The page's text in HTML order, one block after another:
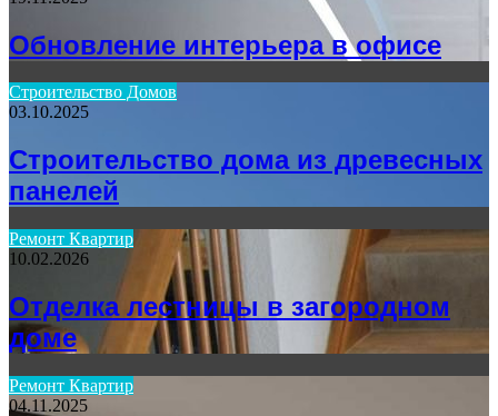
Обновление интерьера в офисе
Строительство Домов
03.10.2025
Строительство дома из древесных
панелей
Ремонт Квартир
10.02.2026
Отделка лестницы в загородном
доме
Ремонт Квартир
04.11.2025